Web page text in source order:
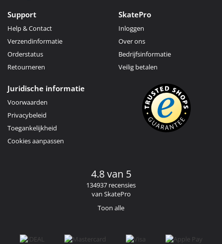
Support
Help & Contact
Verzendinformatie
Orderstatus
Retourneren
SkatePro
Inloggen
Over ons
Bedrijfsinformatie
Veilig betalen
Juridische informatie
Voorwaarden
Privacybeleid
Toegankelijkheid
Cookies aanpassen
4.8 van 5
134937 recensies
van SkatePro
Toon alle